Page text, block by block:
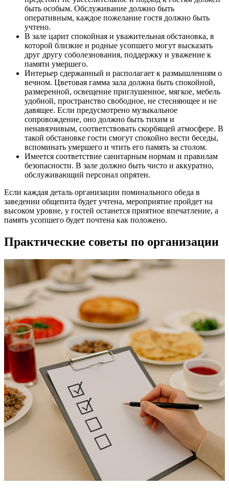
быть особым. Обслуживание должно быть
оперативным, каждое пожелание гостя должно быть
учтено.
В зале царит спокойная и уважительная обстановка, в
которой близкие и родные усопшего могут высказать
друг другу соболезнования, поддержку и уважение к
памяти умершего.
Интерьер сдержанный и располагает к размышлениям о
вечном. Цветовая гамма зала должна быть спокойной,
размеренной, освещение приглушенное, мягкое, мебель
удобной, пространство свободное, не стесняющее и не
давящее. Если предусмотрено музыкальное
сопровождение, оно должно быть тихим и
ненавязчивым, соответствовать скорбящей атмосфере. В
такой обстановке гости смогут спокойно вести беседы,
вспоминать умершего и чтить его память за столом.
Имеется соответствие санитарным нормам и правилам
безопасности. В зале должно быть чисто и аккуратно,
обслуживающий персонал опрятен.
Если каждая деталь организации поминального обеда в
заведении общепита будет учтена, мероприятие пройдет на
высоком уровне, у гостей останется приятное впечатление, а
память усопшего будет почтена как положено.
Практические советы по организации